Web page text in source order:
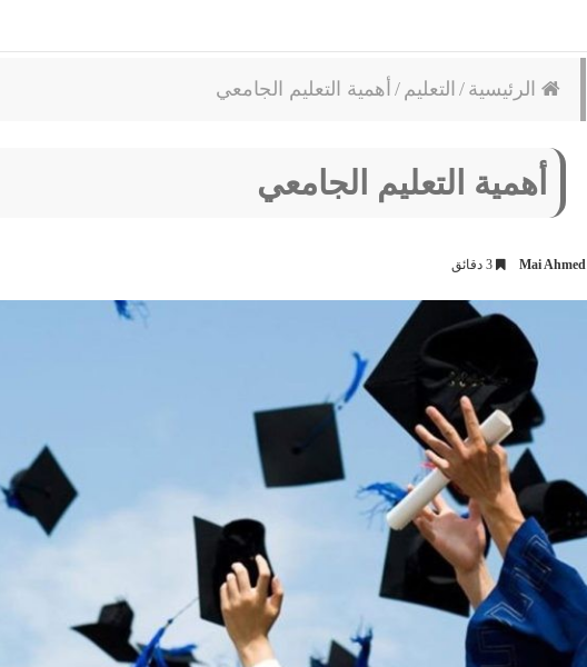
الرئيسية / التعليم / أهمية التعليم الجامعي
أهمية التعليم الجامعي
Mai Ahmed